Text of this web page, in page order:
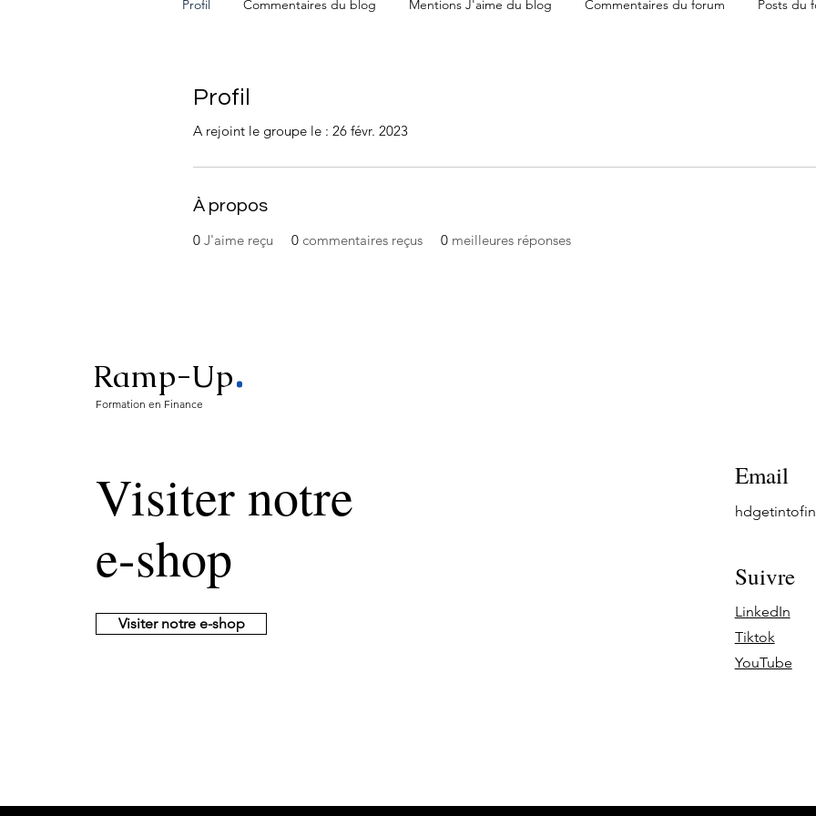
Profil
A rejoint le groupe le : 26 févr. 2023
À propos
0 J'aime reçu 0 commentaires reçus 0 meilleures réponses
Profil Commentaires du blog Mentions J'aime du blog Commentaires du forum Posts du
Ramp-Up.
Formation en Finance
Visiter notre
e-shop
Visiter notre e-shop
Email
Suivre
LinkedIn
Tiktok
YouTube